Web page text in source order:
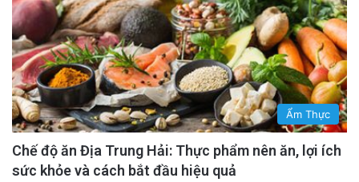
Ẩm Thực
Chế độ ăn Địa Trung Hải: Thực phẩm nên ăn, lợi ích
sức khỏe và cách bắt đầu hiệu quả